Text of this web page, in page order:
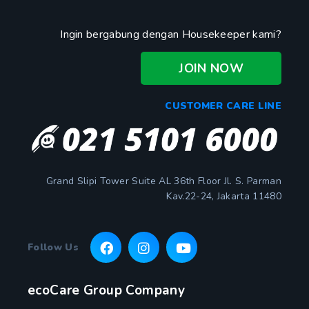
Ingin bergabung dengan Housekeeper kami?
JOIN NOW
CUSTOMER CARE LINE
Grand Slipi Tower Suite AL 36th Floor Jl. S. Parman
Kav.22-24, Jakarta 11480
Follow Us
ecoCare Group Company